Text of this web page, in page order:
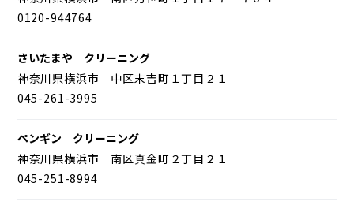
0120-944764
さいたまや クリーニング
神奈川県横浜市 中区末吉町１丁目２１
045-261-3995
ペンギン クリーニング
神奈川県横浜市 南区真金町２丁目２１
045-251-8994